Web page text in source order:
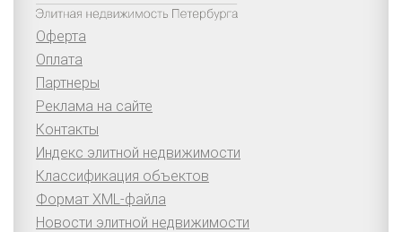
Оферта
Оплата
Партнеры
Реклама на сайте
Контакты
Индекс элитной недвижимости
Классификация объектов
Формат XML-файла
Новости элитной недвижимости